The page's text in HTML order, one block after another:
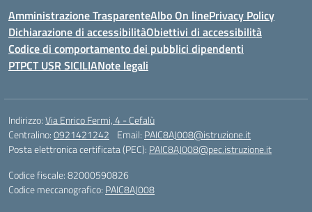
Amministrazione TrasparenteAlbo On linePrivacy Policy
Dichiarazione di accessibilitàObiettivi di accessibilità
Codice di comportamento dei pubblici dipendenti
PTPCT USR SICILIANote legali
Indirizzo:Via Enrico Fermi, 4 - Cefalù
Centralino:0921421242 Email: PAIC8AJ008@istruzione.it
Posta elettronica certificata (PEC): PAIC8AJ008@pec.istruzione.it
Codice fiscale: 82000590826
Codice meccanografico: PAIC8AJ008